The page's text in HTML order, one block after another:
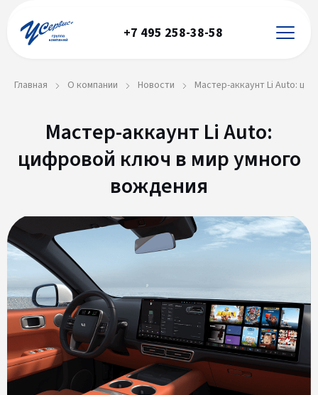
+7 495 258-38-58
Главная О компании Новости Мастер-аккаунт Li Auto:
Мастер-аккаунт Li Auto:
цифровой ключ в мир умного
вождения